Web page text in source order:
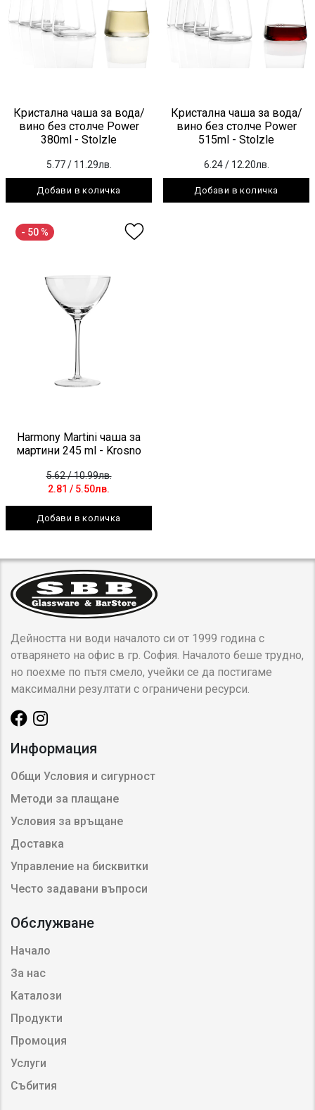
Кристална чаша за вода/
вино без столче Power
380ml - Stolzle
5.77 / 11.29лв.
Добави в количка
Кристална чаша за вода/
вино без столче Power
515ml - Stolzle
6.24 / 12.20лв.
Добави в количка
- 50 %
Harmony Martini чаша за
мартини 245 ml - Krosno
5.62/ 10.99лв.
2.81 / 5.50лв.
Добави в количка
Дейността ни води началото си от 1999 година с
отварянето на офис в гр. София. Началото беше трудно,
но поехме по пътя смело, учейки се да постигаме
максимални резултати с ограничени ресурси.
Информация
Общи Условия и сигурност
Методи за плащане
Условия за връщане
Доставка
Управление на бисквитки
Често задавани въпроси
Обслужване
Начало
За нас
Каталози
Продукти
Промоция
Услуги
Събития